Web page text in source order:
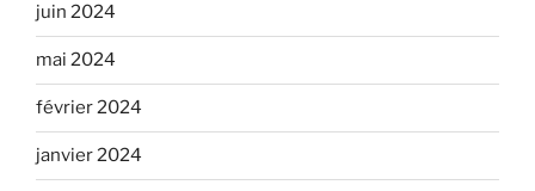
juin 2024
mai 2024
février 2024
janvier 2024